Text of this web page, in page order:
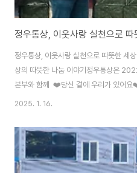
정우통상, 이웃사랑 실천으로 따
정우통상, 이웃사랑 실천으로 따뜻한 세
상의 따뜻한 나눔 이야기정우통상은
본부와 함께 ❤️당신 곁에 우리가 있어요
사회에 훈훈한 감동을 선사하고 있습니다
회원들이 함께 참여하여 어려운 이웃들
다. 올해, 더욱 깊어진 나눔의 이웃사랑
운 시기입니다. 정우통상은 이번 캠페인
2025. 1. 16.